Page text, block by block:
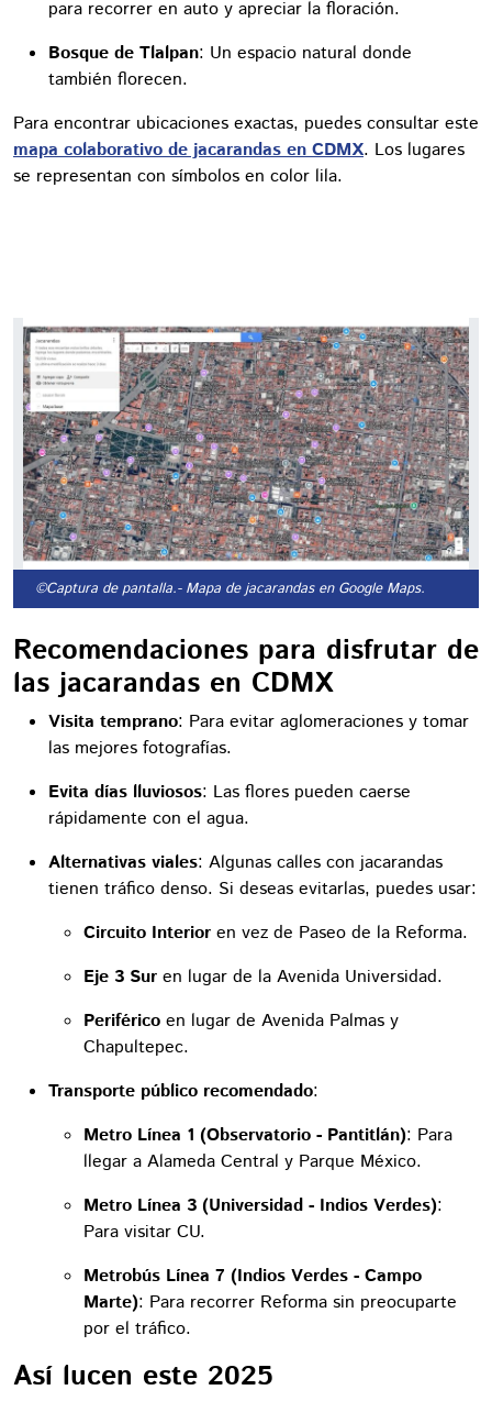
para recorrer en auto y apreciar la floración.
Bosque de Tlalpan: Un espacio natural donde
también florecen.
Para encontrar ubicaciones exactas, puedes consultar este
mapa colaborativo de jacarandas en CDMX. Los lugares
se representan con símbolos en color lila.
©Captura de pantalla.- Mapa de jacarandas en Google Maps.
Recomendaciones para disfrutar de
las jacarandas en CDMX
Visita temprano: Para evitar aglomeraciones y tomar
las mejores fotografías.
Evita días lluviosos: Las flores pueden caerse
rápidamente con el agua.
Alternativas viales: Algunas calles con jacarandas
tienen tráfico denso. Si deseas evitarlas, puedes usar:
Circuito Interior en vez de Paseo de la Reforma.
Eje 3 Sur en lugar de la Avenida Universidad.
Periférico en lugar de Avenida Palmas y
Chapultepec.
Transporte público recomendado:
Metro Línea 1 (Observatorio - Pantitlán): Para
llegar a Alameda Central y Parque México.
Metro Línea 3 (Universidad - Indios Verdes):
Para visitar CU.
Metrobús Línea 7 (Indios Verdes - Campo
Marte): Para recorrer Reforma sin preocuparte
por el tráfico.
Así lucen este 2025